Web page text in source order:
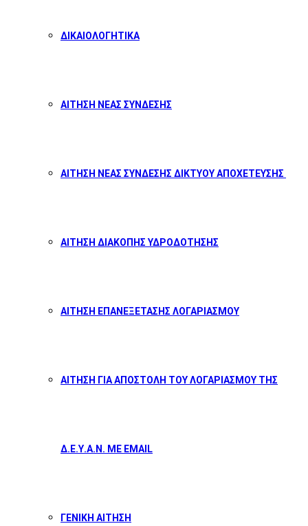
ΔΙΚΑΙΟΛΟΓΗΤΙΚΑ
ΑΙΤΗΣΗ ΝΕΑΣ ΣΥΝΔΕΣΗΣ
ΑΙΤΗΣΗ ΝΕΑΣ ΣΥΝΔΕΣΗΣ ΔΙΚΤΥΟΥ ΑΠΟΧΕΤΕΥΣΗΣ
ΑΙΤΗΣΗ ΔΙΑΚΟΠΗΣ ΥΔΡΟΔΟΤΗΣΗΣ
ΑΙΤΗΣΗ ΕΠΑΝΕΞΕΤΑΣΗΣ ΛΟΓΑΡΙΑΣΜΟΥ
ΑΙΤΗΣΗ ΓΙΑ ΑΠΟΣΤΟΛΗ ΤΟΥ ΛΟΓΑΡΙΑΣΜΟΥ ΤΗΣ
Δ.Ε.Υ.Α.Ν. ΜΕ EMAIL
ΓΕΝΙΚΗ ΑΙΤΗΣΗ